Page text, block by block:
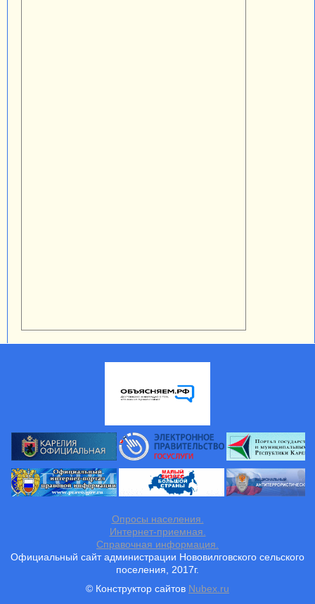
Опросы населения.
Интернет-приемная.
Справочная информация.
Официальный сайт администрации Нововилговского сельского
поселения, 2017г.
© Конструктор сайтов Nubex.ru